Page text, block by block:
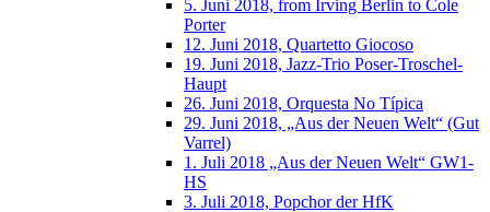
5. Juni 2018, from Irving Berlin to Cole
Porter
12. Juni 2018, Quartetto Giocoso
19. Juni 2018, Jazz-Trio Poser-Troschel-
Haupt
26. Juni 2018, Orquesta No Típica
29. Juni 2018, „Aus der Neuen Welt“ (Gut
Varrel)
1. Juli 2018 „Aus der Neuen Welt“ GW1-
HS
3. Juli 2018, Popchor der HfK